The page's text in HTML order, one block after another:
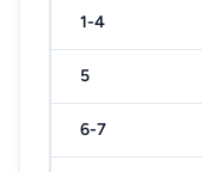
1-4
5
6-7